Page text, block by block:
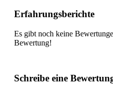
Erfahrungsberichte
Es gibt noch keine
Bewertung!
Schreibe eine